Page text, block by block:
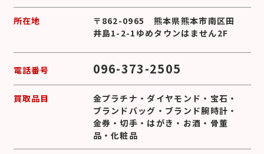
所在地
〒862-0965 熊本県熊本市南区田
井島1-2-1ゆめタウンはません2F
電話番号 096-373-2505
買取品目 金プラチナ ・ダイヤモンド ・ 宝石 ・
ブランドバッグ ・ ブランド腕時計 ・
金券 ・切手 ・ はがき ・ お酒 ・ 骨董
品 ・化粧品